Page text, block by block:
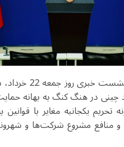
لین جیان
به تحریم 9 نهاد و شهروند چینی در هنگ
تحریم یکجانبه مغایر با
مشروع شرکت‌ها و